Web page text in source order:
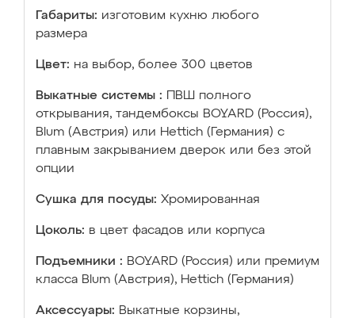
Габариты: изготовим кухню любого
размера
Цвет: на выбор, более 300 цветов
Выкатные системы :
ПВШ полного
открывания, тандембоксы BOYARD (Россия),
Blum (Австрия) или Hettich (Германия) с
плавным закрыванием дверок или без этой
опции
Сушка для посуды: Хромированная
Цоколь: в цвет фасадов или корпуса
Подъемники : BOYARD (Россия) или премиум
класса Blum (Австрия), Hettich (Германия)
Аксессуары: Выкатные корзины,